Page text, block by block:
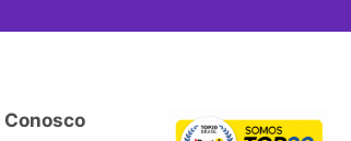
Conosco